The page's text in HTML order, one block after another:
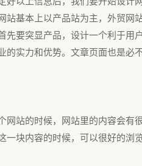
站基本上以产品站为主，外贸网
先要突显产品，设计一个利于用
的实力和优势。文章页面也是必
网站的时候，网站里的内容会有
一块内容的时候，可以很好的浏